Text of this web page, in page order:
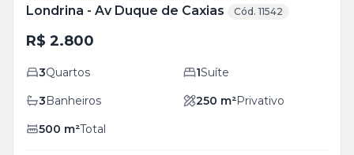
Londrina - Av Duque de Caxias
Cód. 11542
R$ 2.800
3Quartos 1Suíte
3Banheiros 250 m²Privativo
500 m²Total